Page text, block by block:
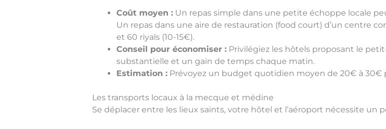
Coût moyen : Un repas simple dans une petite échoppe locale
Un repas dans une aire de restauration (food court) d’un centre
et 60 riyals (10-15€).
Conseil pour économiser : Privilégiez les hôtels proposant le
substantielle et un gain de temps chaque matin.
Estimation : Prévoyez un budget quotidien moyen de 20€ à 30€
Les transports locaux à la mecque et médine
Se déplacer entre les lieux saints, votre hôtel et l’aéroport nécessite un